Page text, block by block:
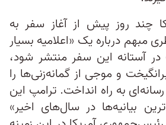
چند روز پیش از آغاز سفر به
مبهم درباره یک «اعلامیه بسیار
آستانه این سفر منتشر شود،
و موجی از گمانه‌زنی‌ها را
به راه انداخت. ترامپ این
بیانیه‌ها در سال‌های اخیر»